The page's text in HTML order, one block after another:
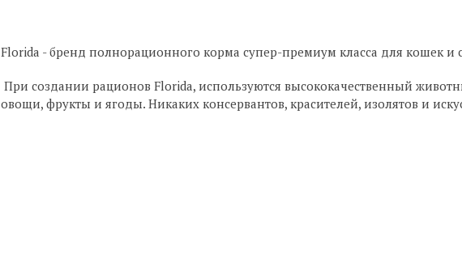
Florida - бренд полнорационного корма супер-премиум класса для кошек и
При создании рационов Florida, используются высококачественный
овощи, фрукты и ягоды. Никаких консервантов, красителей, изолятов и